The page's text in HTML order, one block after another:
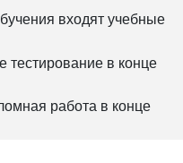
входят учебные
тестирование в конце
работа в конце